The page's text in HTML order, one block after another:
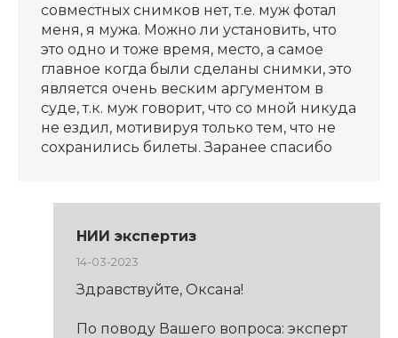
совместных снимков нет, т.е. муж фотал
меня, я мужа. Можно ли установить, что
это одно и тоже время, место, а самое
главное когда были сделаны снимки, это
является очень веским аргументом в
суде, т.к. муж говорит, что со мной никуда
не ездил, мотивируя только тем, что не
сохранились билеты. Заранее спасибо
НИИ экспертиз
14-03-2023
Здравствуйте, Оксана!
По поводу Вашего вопроса: эксперт